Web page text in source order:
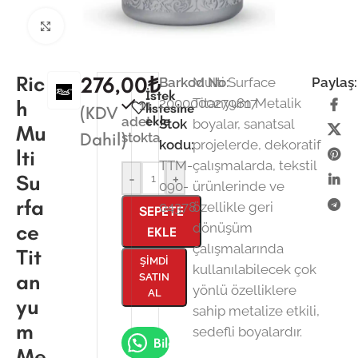
Büyütmek için tıklayın
Ric
h
Mu
lti
Su
rfa
ce
Tit
an
yu
m
276,00₺
(KDV
Dahil)
11
adet
stokta
- +
SEPETE
EKLE
ŞIMDI
SATIN
AL
Bilgi Al
İstek
listesine
ekle
Barkod No:
2000000279817
Stok
kodu:
TTM-
090-
04378
Multi Surface
Titanyum Metalik
boyalar, sanatsal
projelerde, dekoratif
çalışmalarda, tekstil
ürünlerinde ve
özellikle geri
dönüşüm
çalışmalarında
kullanılabilecek çok
yönlü özelliklere
sahip metalize etkili,
sedefli boyalardır.
Paylaş: